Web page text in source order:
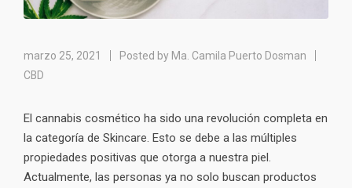
marzo 25, 2021 Posted by Ma. Camila Puerto Dosman
CBD
El cannabis cosmético ha sido una revolución completa en
la categoría de Skincare. Esto se debe a las múltiples
propiedades positivas que otorga a nuestra piel.
Actualmente, las personas ya no solo buscan productos